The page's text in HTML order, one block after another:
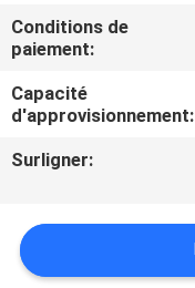
CONTRÔLE
DE
LA
QUALITÉ
CONTACTER
Conditions de
paiement:
Capacité
d'approvisionnement:
Surligner: